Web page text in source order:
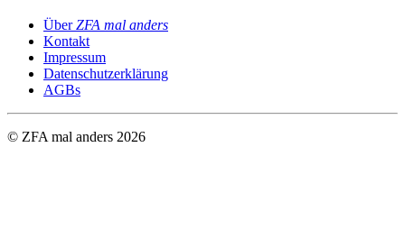
ÜberZFA mal anders
Kontakt
Impressum
Datenschutzerklärung
AGBs
© ZFA mal anders 2026